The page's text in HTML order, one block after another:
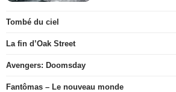
Tombé du ciel
La fin d’Oak Street
Avengers: Doomsday
Fantômas – Le nouveau monde